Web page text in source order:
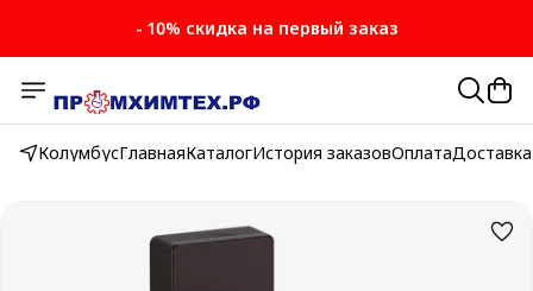
- 10% скидка на первый заказ
КолумбусГлавнаяКаталогИстория заказовОплатаДоставка